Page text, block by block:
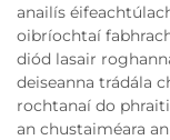
anailís
oibríochtaí
diód lasair
deiseanna trádála
rochtanaí do
an chustaiméara